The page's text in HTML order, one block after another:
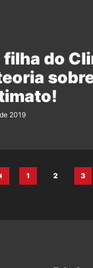
filha do
2019
Página
1
Página
2
3